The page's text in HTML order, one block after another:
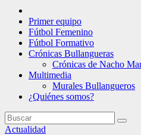
Primer equipo
Fútbol Femenino
Fútbol Formativo
Crónicas Bullangueras
Crónicas de Nacho
Multimedia
Murales Bullangueros
¿Quiénes somos?
Actualidad